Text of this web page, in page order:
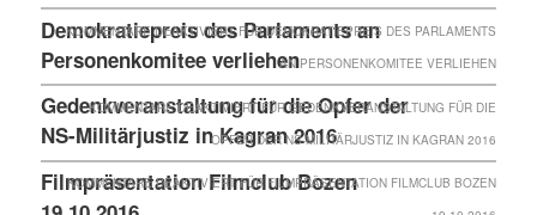
Demokratiepreis des Parlaments an
Personenkomitee verliehen
KOMMENTARE DEAKTIVIERTFÜR DEMOKRATIEPREIS DES PARLAMENTS
AN PERSONENKOMITEE VERLIEHEN
Gedenkveranstaltung für die Opfer der
NS-Militärjustiz in Kagran 2016
KOMMENTARE DEAKTIVIERTFÜR GEDENKVERANSTALTUNG FÜR DIE
OPFER DER NS-MILITÄRJUSTIZ IN KAGRAN 2016
Filmpräsentation Filmclub Bozen
KOMMENTARE DEAKTIVIERTFÜR FILMPRÄSENTATION FILMCLUB BOZEN